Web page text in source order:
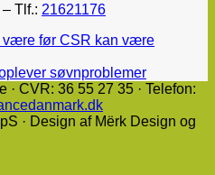
Tlf.: 21621176
være før CSR kan være
søvnproblemer
CVR: 36 55 27 35 · Telefon:
· Design af Mërk Design og